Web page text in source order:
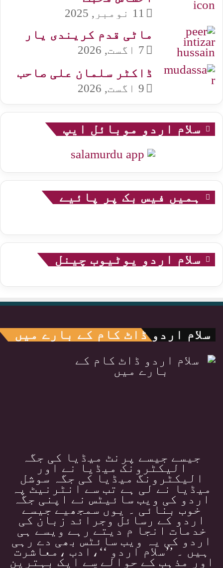
11 نومبر, 2025
ماٹی قدم کریندی یار
7 اگست, 2026
ڈاکٹر سلمان علی صاحب
9 اگست, 2026
سلام اردو موبائل ایپ
ہمیں فیس بک پر پائیے
سلام اردو یوٹیوب چینل
سلام اردو ڈاٹ کام کے بارے میں
جیسے جیسے پرنٹ میڈیا کی جگہ
الیکٹرونک میڈیا نے اور
الیکٹرونگ میڈیا کی جگہ سوشل
میڈیا نے لی ہے تب سے انٹرنیٹ پہ
اردو کی ویب سائیٹس نے اپنی جگہ
خوب بنائی ۔ یوں سمجھیے جیسے
اردو کے رسائل وجرائد زبان کی
خدمات انجا م دیتے رہے ویسے ہی
اردو کی یہ ویب سائٹس بھی دے رہی
ہیں ۔ ’’سلام اردو ‘‘،ادب ،معاشرت
اور مذہب کے حوالے سے ایک بہترین